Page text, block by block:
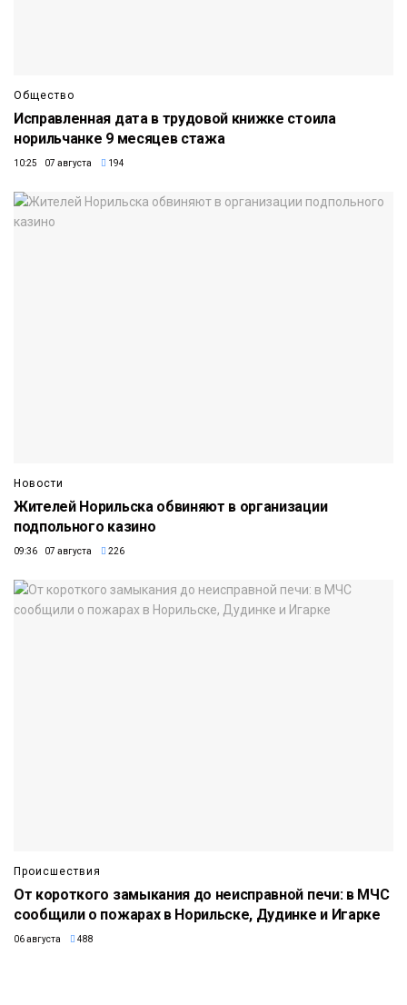
Общество
Исправленная дата в трудовой книжке стоила
норильчанке 9 месяцев стажа
10:25 07 августа 194
Новости
Жителей Норильска обвиняют в организации
подпольного казино
09:36 07 августа 226
Происшествия
От короткого замыкания до неисправной печи: в МЧС
сообщили о пожарах в Норильске, Дудинке и Игарке
06 августа 488